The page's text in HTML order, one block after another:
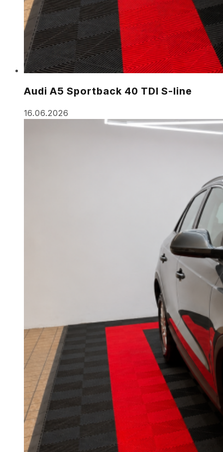
Audi A5 Sportback 40 TDI S-line
16.06.2026